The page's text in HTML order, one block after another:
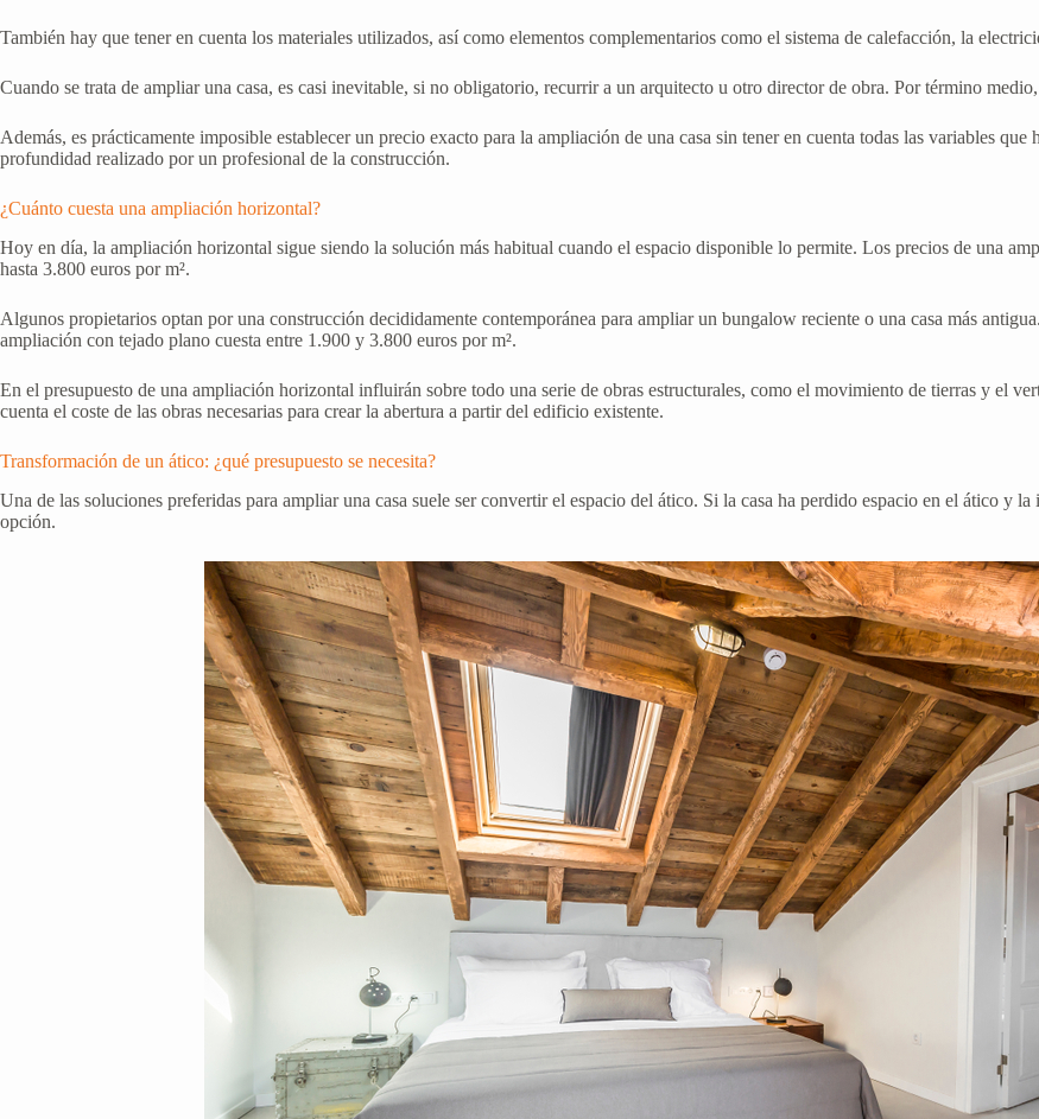
También hay que tener en cuenta los materiales utilizados, así como elementos complementarios como el sistema de calefacción, la
Cuando se trata de ampliar una casa, es casi inevitable, si no obligatorio, recurrir a un arquitecto u otro director de obra. Por término
Además, es prácticamente imposible establecer un precio exacto para la ampliación de una casa sin tener en cuenta todas las variables
profundidad realizado por un profesional de la construcción.
¿Cuánto cuesta una ampliación horizontal?
Hoy en día, la ampliación horizontal sigue siendo la solución más habitual cuando el espacio disponible lo permite. Los precios de una
hasta 3.800 euros por m².
Algunos propietarios optan por una construcción decididamente contemporánea para ampliar un bungalow reciente o una casa más
ampliación con tejado plano cuesta entre 1.900 y 3.800 euros por m².
En el presupuesto de una ampliación horizontal influirán sobre todo una serie de obras estructurales, como el movimiento de tierras y el
cuenta el coste de las obras necesarias para crear la abertura a partir del edificio existente.
Transformación de un ático: ¿qué presupuesto se necesita?
Una de las soluciones preferidas para ampliar una casa suele ser convertir el espacio del ático. Si la casa ha perdido espacio en el ático y
opción.